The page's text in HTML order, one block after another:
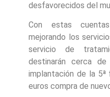
desfavorecidos del
Con estas
mejorando los
servicio de
destinarán cerca
implantación de la
euros compra de